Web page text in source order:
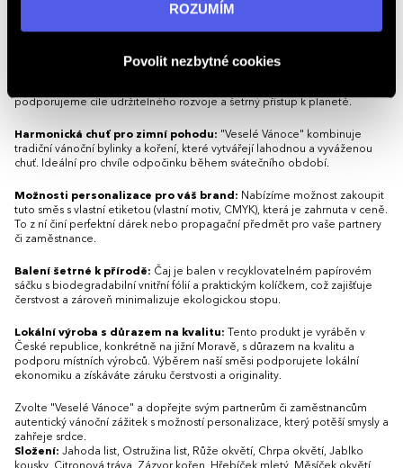
ROZUMÍM
Povolit nezbytné cookies
Vánoce originálním způsobem. Bylinná směs Veselé Vánoce nabízí
jedinečnou kombinaci chutí a vůní pro nezapomenutelné chvíle pohody.
Udržitelný produkt v souladu s přírodou:Naše směs je vyrobena z
podporujeme cíle udržitelného rozvoje a šetrný přístup k planetě.
Harmonická chuť pro zimní pohodu: "Veselé Vánoce" kombinuje
tradiční vánoční bylinky a koření, které vytvářejí lahodnou a vyváženou
chuť. Ideální pro chvíle odpočinku během svátečního období.
Možnosti personalizace pro váš brand: Nabízíme možnost zakoupit
tuto směs s vlastní etiketou (vlastní motiv, CMYK), která je zahrnuta v ceně.
To z ní činí perfektní dárek nebo propagační předmět pro vaše partnery
či zaměstnance.
Balení šetrné k přírodě: Čaj je balen v recyklovatelném papírovém
sáčku s biodegradabilní vnitřní fólií a praktickým kolíčkem, což zajišťuje
čerstvost a zároveň minimalizuje ekologickou stopu.
Lokální výroba s důrazem na kvalitu: Tento produkt je vyráběn v
České republice, konkrétně na jižní Moravě, s důrazem na kvalitu a
podporu místních výrobců. Výběrem naší směsi podporujete lokální
ekonomiku a získáváte záruku čerstvosti a originality.
Zvolte "Veselé Vánoce" a dopřejte svým partnerům či zaměstnancům
autentický vánoční zážitek s možností personalizace, který potěší smysly a
zahřeje srdce.
Složení: Jahoda list, Ostružina list, Růže okvětí, Chrpa okvětí, Jablko